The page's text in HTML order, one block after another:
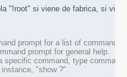
"!root" si viene de fabrica, si
prompt for a list of commands.
prompt for general help.
specific command, type command
"show ?".